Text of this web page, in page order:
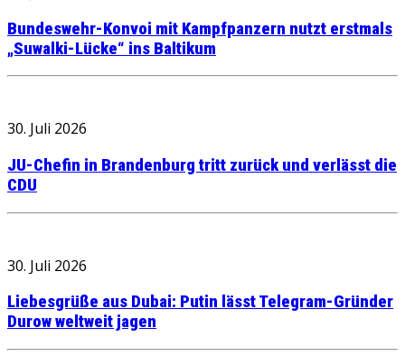
Bundeswehr-Konvoi mit Kampfpanzern nutzt erstmals
„Suwalki-Lücke“ ins Baltikum
30. Juli 2026
JU-Chefin in Brandenburg tritt zurück und verlässt die
CDU
30. Juli 2026
Liebesgrüße aus Dubai: Putin lässt Telegram-Gründer
Durow weltweit jagen